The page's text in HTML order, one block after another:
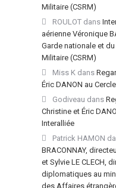
Militaire (CSRM)
ROULOT dans
aérienne Véronique
Garde nationale et
Militaire (CSRM)
Miss K dans
Éric DANON au
Godiveau dans
Christine et Éric
Interalliée
Patrick HAMON
BRACONNAY,
et Sylvie LE CLECH,
diplomatiques au
des Affaires